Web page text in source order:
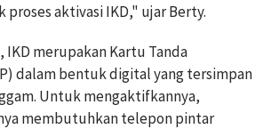
proses aktivasi IKD," ujar Berty.
IKD merupakan Kartu Tanda
dalam bentuk digital yang tersimpan
Untuk mengaktifkannya,
membutuhkan telepon pintar